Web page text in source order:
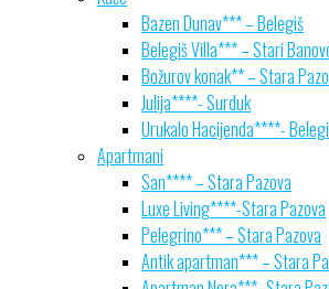
Bazen Dunav*** – Belegiš
Belegiš Villa*** – Stari
Božurov konak** – Stara
Julija****- Surduk
Urukalo Hacijenda****-
Apartmani
San**** – Stara Pazova
Luxe Living****-Stara Pazova
Pelegrino*** – Stara Pazova
Antik apartman*** – Stara